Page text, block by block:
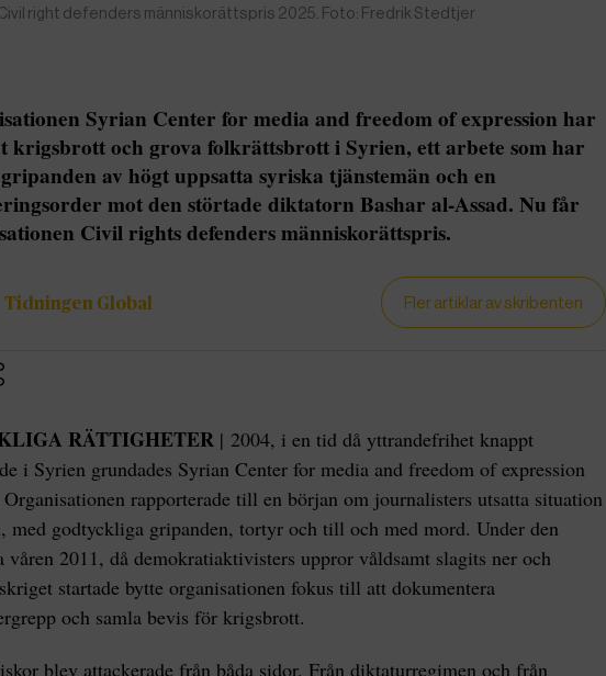
right defenders människorättspris 2025. Foto: Fredrik Stedtjer
Syrian Center for media and freedom of expression har
krigsbrott och grova folkrättsbrott i Syrien, ett arbete som har
av högt uppsatta syriska tjänstemän och en
mot den störtade diktatorn Bashar al-Assad. Nu får
Civil rights defenders människorättspris.
Tidningen Global Fler artiklar av skribenten
RÄTTIGHETER | 2004, i en tid då yttrandefrihet knappt
i Syrien grundades Syrian Center for media and freedom of expression
rapporterade till en början om journalisters utsatta situation
med godtyckliga gripanden, tortyr och till och med mord. Under den
våren 2011, då demokratiaktivisters uppror våldsamt slagits ner och
startade bytte organisationen fokus till att dokumentera
och samla bevis för krigsbrott.
blev attackerade från båda sidor. Från diktaturregimen och från